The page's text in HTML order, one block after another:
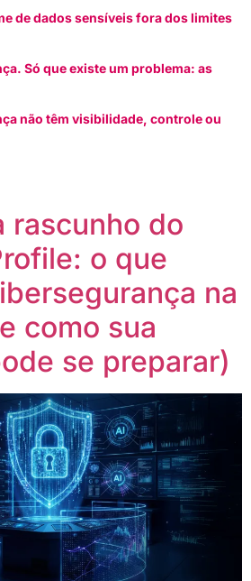
de dados sensíveis fora dos limites
Só que existe um problema: as
não têm visibilidade, controle ou
rascunho do
o que
na
como sua
se preparar)